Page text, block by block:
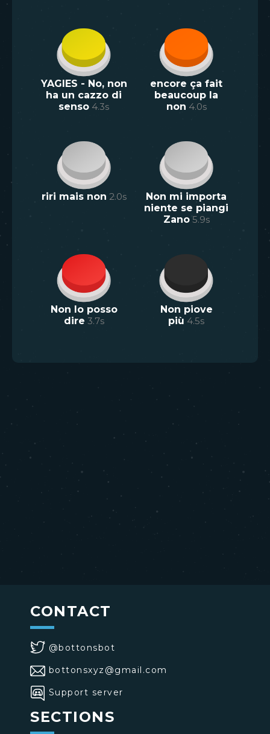
YAGIES - No, non
ha un cazzo di
senso 4.3s
encore ça fait
beaucoup la
non 4.0s
riri mais non 2.0s
Non mi importa
niente se piangi
Zano 5.9s
Non lo posso
dire 3.7s
Non piove
più 4.5s
CONTACT
@bottonsbot
bottonsxyz@gmail.com
Support server
SECTIONS